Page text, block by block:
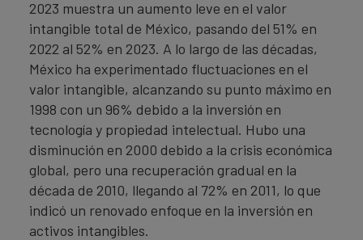
2023 muestra un aumento leve en el valor
intangible total de México, pasando del 51% en
2022 al 52% en 2023. A lo largo de las décadas,
México ha experimentado fluctuaciones en el
valor intangible, alcanzando su punto máximo en
1998 con un 96% debido a la inversión en
tecnología y propiedad intelectual. Hubo una
disminución en 2000 debido a la crisis económica
global, pero una recuperación gradual en la
década de 2010, llegando al 72% en 2011, lo que
indicó un renovado enfoque en la inversión en
activos intangibles.